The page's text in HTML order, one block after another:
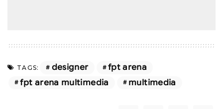
TAGS: designer
fpt arena
fpt arena multimedia
multimedia